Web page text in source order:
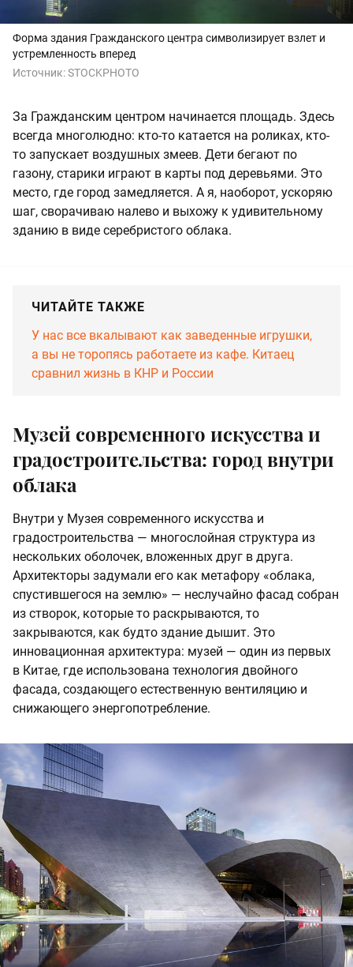
Форма здания Гражданского центра символизирует взлет и
устремленность вперед
Источник:STOCKPHOTO
За Гражданским центром начинается площадь. Здесь
всегда многолюдно: кто-то катается на роликах, кто-
то запускает воздушных змеев. Дети бегают по
газону, старики играют в карты под деревьями. Это
место, где город замедляется. А я, наоборот, ускоряю
шаг, сворачиваю налево и выхожу к удивительному
зданию в виде серебристого облака.
ЧИТАЙТЕ ТАКЖЕ
У нас все вкалывают как заведенные игрушки,
а вы не торопясь работаете из кафе. Китаец
сравнил жизнь в КНР и России
Музей современного искусства и
градостроительства: город внутри
облака
Внутри у Музея современного искусства и
градостроительства — многослойная структура из
нескольких оболочек, вложенных друг в друга.
Архитекторы задумали его как метафору «облака,
спустившегося на землю» — неслучайно фасад собран
из створок, которые то раскрываются, то
закрываются, как будто здание дышит. Это
инновационная архитектура: музей — один из первых
в Китае, где использована технология двойного
фасада, создающего естественную вентиляцию и
снижающего энергопотребление.